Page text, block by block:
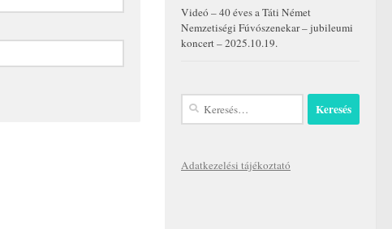
Videó – 40 éves a Táti Német
Nemzetiségi Fúvószenekar – jubileumi
koncert – 2025.10.19.
Keresés:
Adatkezelési tájékoztató